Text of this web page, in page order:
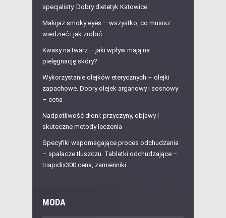
specjalisty. Dobry dietetyk Katowice
Makijaż smoky eyes – wszystko, co musisz
wiedzieć i jak zrobić
Kwasy na twarz – jaki wpływ mają na
pielęgnację skóry?
Wykorzystanie olejków eterycznych – olejki
zapachowe. Dobry olejek arganowy i sosnowy
– cena
Nadpotliwość dłoni: przyczyny, objawy i
skuteczne metody leczenia
Specyfiki wspomagające proces odchudzania
– spalacze tłuszczu. Tabletki odchudzające –
triapidix300 cena, zamienniki
MODA